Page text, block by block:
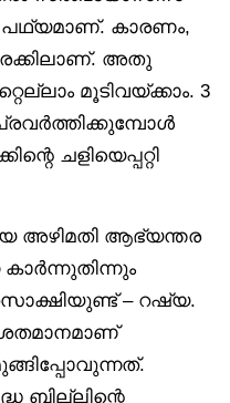
കാരണം,
അതു
മൂടിവയ്ക്കാം. 3
ചളിയെപ്പറ്റി
അഴിമതി ആഭ്യന്തര
– റഷ്യ.
ശതമാനമാണ്
ബില്ലിന്റെ